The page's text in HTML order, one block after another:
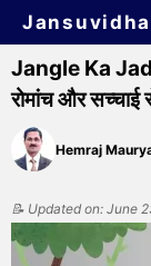
Jangle Ka
रोमांच और सच्चाई
Hemraj
📝 Updated on: June